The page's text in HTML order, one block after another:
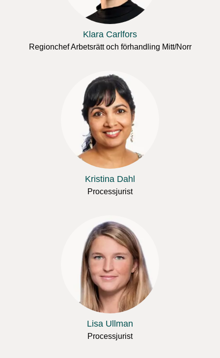
Klara Carlfors
Regionchef Arbetsrätt och förhandling Mitt/Norr
Kristina Dahl
Processjurist
Lisa Ullman
Processjurist